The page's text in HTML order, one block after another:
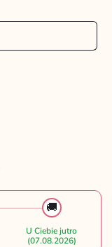
🚚
U Ciebie jutro
(07.08.2026)